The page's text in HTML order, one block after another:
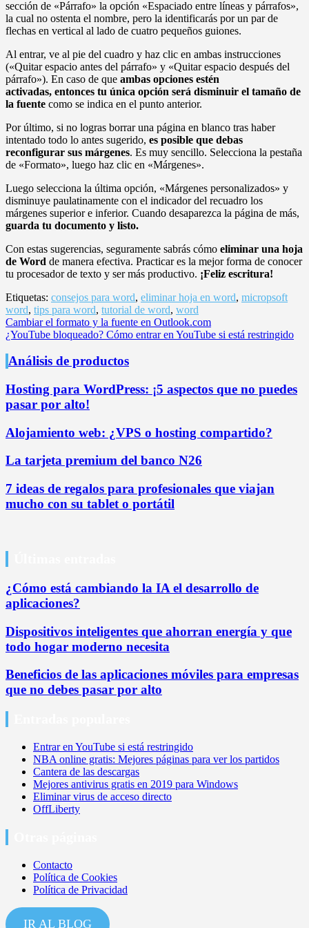
sección de «Párrafo» la opción «Espaciado entre líneas y párrafos»,
la cual no ostenta el nombre, pero la identificarás por un par de
flechas en vertical al lado de cuatro pequeños guiones.
Al entrar, ve al pie del cuadro y haz clic en ambas instrucciones
(«Quitar espacio antes del párrafo» y «Quitar espacio después del
párrafo»). En caso de que ambas opciones estén
activadas, entonces tu única opción será disminuir el tamaño de
la fuente como se indica en el punto anterior.
Por último, si no logras borrar una página en blanco tras haber
intentado todo lo antes sugerido, es posible que debas
reconfigurar sus márgenes. Es muy sencillo. Selecciona la pestaña
de «Formato», luego haz clic en «Márgenes».
Luego selecciona la última opción, «Márgenes personalizados» y
disminuye paulatinamente con el indicador del recuadro los
márgenes superior e inferior. Cuando desaparezca la página de más,
guarda tu documento y listo.
Con estas sugerencias, seguramente sabrás cómo eliminar una hoja
de Word de manera efectiva. Practicar es la mejor forma de conocer
tu procesador de texto y ser más productivo. ¡Feliz escritura!
Etiquetas: consejos para word, eliminar hoja en word, micropsoft
word, tips para word, tutorial de word, word
Navegación
de
entradas
Cambiar el formato y la fuente en Outlook.com
¿YouTube bloqueado? Cómo entrar en YouTube si está restringido
Análisis de productos
Hosting para WordPress: ¡5 aspectos que no puedes
pasar por alto!
Alojamiento web: ¿VPS o hosting compartido?
La tarjeta premium del banco N26
7 ideas de regalos para profesionales que viajan
mucho con su tablet o portátil
¿Cómo está cambiando la IA el desarrollo de
aplicaciones?
Dispositivos inteligentes que ahorran energía y que
todo hogar moderno necesita
Beneficios de las aplicaciones móviles para empresas
que no debes pasar por alto
Entrar en YouTube si está restringido
NBA online gratis: Mejores páginas para ver los partidos
Cantera de las descargas
Mejores antivirus gratis en 2019 para Windows
Eliminar virus de acceso directo
OffLiberty
Contacto
Política de Cookies
Política de Privacidad
IR AL BLOG